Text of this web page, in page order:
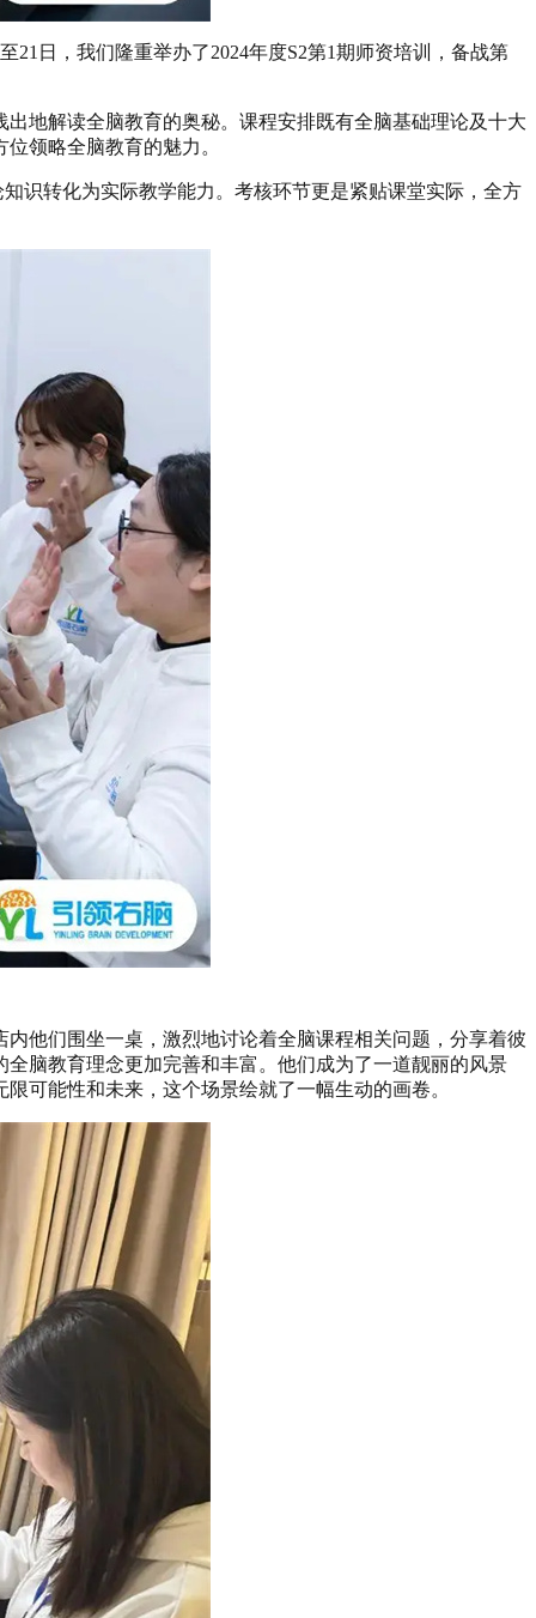
日，我们隆重举办了2024年度S2第1期师资培训，备战第
地解读全脑教育的奥秘。课程安排既有全脑基础理论及十大
领略全脑教育的魅力。
识转化为实际教学能力。考核环节更是紧贴课堂实际，全方
他们围坐一桌，激烈地讨论着全脑课程相关问题，分享着彼
脑教育理念更加完善和丰富。他们成为了一道靓丽的风景
可能性和未来，这个场景绘就了一幅生动的画卷。